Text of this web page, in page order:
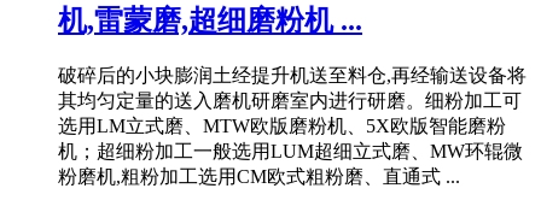
机,雷蒙磨,超细磨粉机 ...
破碎后的小块膨润土经提升机送至料仓,再经输送设备将
其均匀定量的送入磨机研磨室内进行研磨。细粉加工可
选用LM立式磨、MTW欧版磨粉机、5X欧版智能磨粉
机；超细粉加工一般选用LUM超细立式磨、MW环辊微
粉磨机,粗粉加工选用CM欧式粗粉磨、直通式 ...